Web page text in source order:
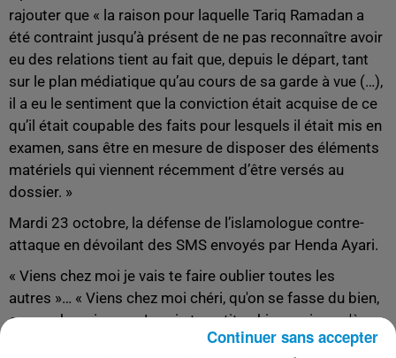
rajouter que « la raison pour laquelle Tariq Ramadan a
été contraint jusqu’à présent de ne pas reconnaître avoir
eu des relations tient au fait que, depuis le départ, tant
sur le plan médiatique qu’au cours de sa garde à vue (…),
il a eu le sentiment que la conviction était acquise de ce
qu’il était coupable des faits pour lesquels il était mis en
examen, sans être en mesure de disposer des éléments
matériels qui viennent récemment d’être versés au
dossier. »
Mardi 23 octobre, la défense de l’islamologue contre-
attaque en dévoilant des SMS envoyés par Henda Ayari.
« Viens chez moi je vais te faire oublier toutes les
autres »… « Viens chez moi chéri, qu'on se fasse du bien,
on en a besoin »… « Je suis ta petite chienne rien qu'à
Continuer sans accepter